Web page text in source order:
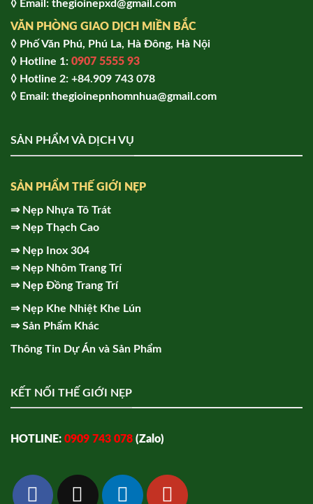
◊ Email: thegioinepxd@gmail.com
VĂN PHÒNG GIAO DỊCH MIỀN BẮC
◊ Phố Văn Phú, Phú La, Hà Đông, Hà Nội
◊ Hotline 1: 0907 5555 93
◊ Hot line 2: +84.909 743 078
◊ Email: thegioinepnhomnhua@gmail.com
SẢN PHẨM VÀ DỊCH VỤ
SẢN PHẨM THẾ GIỚI NẸP
⇒ Nẹp Nhựa Tô Trát
⇒ Nẹp Thạch Cao
⇒ Nẹp Inox 304
⇒ Nẹp Nhôm Trang Trí
⇒ Nẹp Đồng Trang Trí
⇒ Nẹp Khe Nhiệt Khe Lún
⇒Sản Phẩm Khác
Thông Tin Dự Án và Sản Phẩm
KẾT NỐI THẾ GIỚI NẸP
HOTLINE: 0909 743 078 (Zalo)